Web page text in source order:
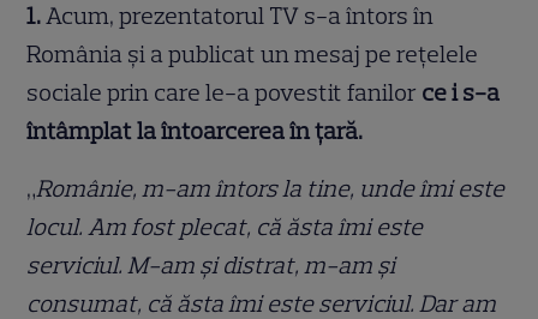
1.Acum, prezentatorul TV s-a întors în
România și a publicat un mesaj pe rețelele
sociale prin care le-a povestit fanilor ce i s-a
întâmplat la întoarcerea în țară.
„Românie, m-am întors la tine, unde îmi este
locul. Am fost plecat, că ăsta îmi este
serviciul. M-am și distrat, m-am și
consumat, că ăsta îmi este serviciul. Dar am